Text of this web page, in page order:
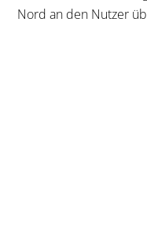
Nord an den Nutzer